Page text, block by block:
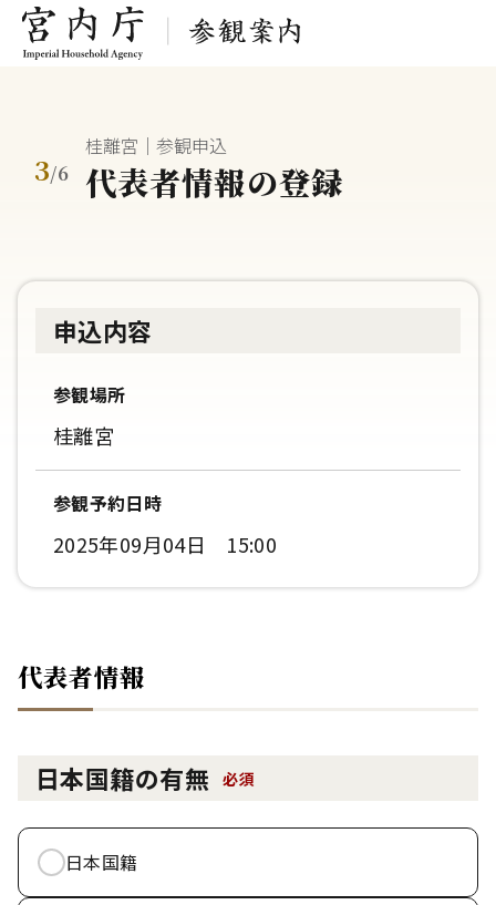
3/6
桂離宮｜参観申込
代表者情報の登録
申込内容
参観場所
桂離宮
参観予約日時
2025年09月04日 15:00
代表者情報
日本国籍の有無 必須
日本国籍